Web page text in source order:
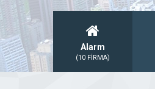
Alarm
(10 FİRMA)